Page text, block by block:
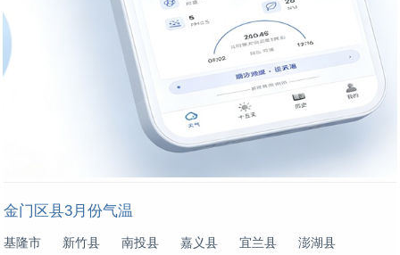
金门区县3月份气温
基隆市 新竹县 南投县 嘉义县 宜兰县
澎湖县